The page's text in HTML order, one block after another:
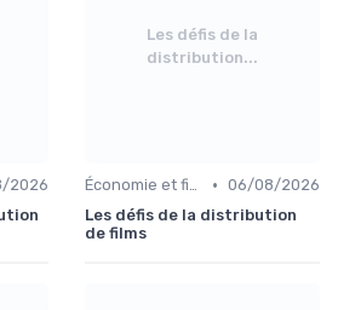
2026
Les défis de la
distribution...
Économie et financement des films • 06/08/2026
Les défis de la distribution
de films